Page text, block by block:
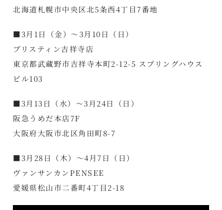
北海道札幌市中央区北5条西4丁目7番地
■3月1日（金）～3月10日（日）
プリスティン吉祥寺店
東京都武蔵野市吉祥寺本町2-12-5 スプリングハウス
ビル103
■3月13日（水）～3月24日（日）
阪急うめだ本店7F
大阪府大阪市北区角田町8-7
■3月28日（木）～4月7日（日）
ヴァンサンカンPENSEE
愛媛県松山市二番町4丁目2-18